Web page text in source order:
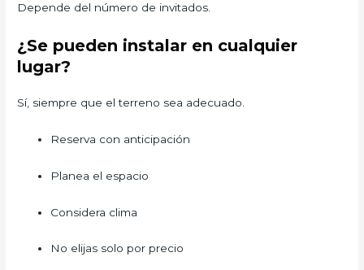
Depende del número de invitados.
¿Se pueden instalar en cualquier
lugar?
Sí, siempre que el terreno sea adecuado.
Reserva con anticipación
Planea el espacio
Considera clima
No elijas solo por precio